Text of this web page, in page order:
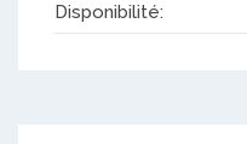
Disponibilité: